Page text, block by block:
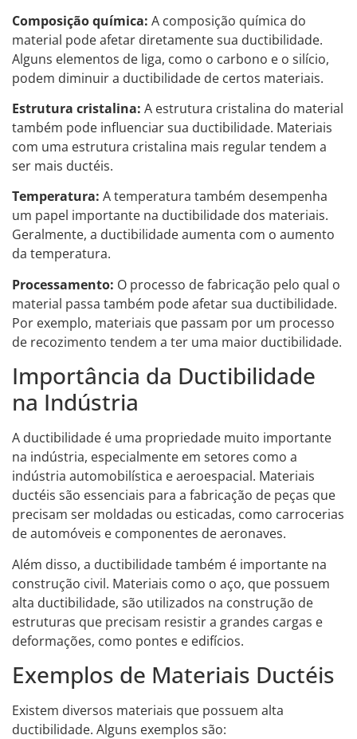
Composição química: A composição química do
material pode afetar diretamente sua ductibilidade.
Alguns elementos de liga, como o carbono e o silício,
podem diminuir a ductibilidade de certos materiais.
Estrutura cristalina: A estrutura cristalina do material
também pode influenciar sua ductibilidade. Materiais
com uma estrutura cristalina mais regular tendem a
ser mais ductéis.
Temperatura: A temperatura também desempenha
um papel importante na ductibilidade dos materiais.
Geralmente, a ductibilidade aumenta com o aumento
da temperatura.
Processamento: O processo de fabricação pelo qual o
material passa também pode afetar sua ductibilidade.
Por exemplo, materiais que passam por um processo
de recozimento tendem a ter uma maior ductibilidade.
Importância da Ductibilidade
na Indústria
A ductibilidade é uma propriedade muito importante
na indústria, especialmente em setores como a
indústria automobilística e aeroespacial. Materiais
ductéis são essenciais para a fabricação de peças que
precisam ser moldadas ou esticadas, como carrocerias
de automóveis e componentes de aeronaves.
Além disso, a ductibilidade também é importante na
construção civil. Materiais como o aço, que possuem
alta ductibilidade, são utilizados na construção de
estruturas que precisam resistir a grandes cargas e
deformações, como pontes e edifícios.
Exemplos de Materiais Ductéis
Existem diversos materiais que possuem alta
ductibilidade. Alguns exemplos são: